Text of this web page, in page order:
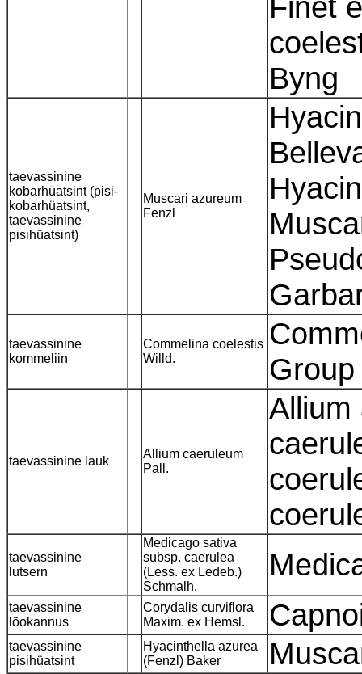
Byng
taevassinine
kobarhüatsint (pisi-
kobarhüatsint,
taevassinine
pisihüatsint)
Muscari azureum
Fenzl
taevassinine
kommeliin
Commelina coelestis
Willd.
taevassinine lauk
Allium caeruleum
Pall.
Allium
taevassinine
lutsern
Medicago sativa
subsp. caerulea
(Less. ex Ledeb.)
Schmalh.
taevassinine
lõokannus
Corydalis curviflora
Maxim. ex Hemsl.
taevassinine
pisihüatsint
Hyacinthella azurea
(Fenzl) Baker